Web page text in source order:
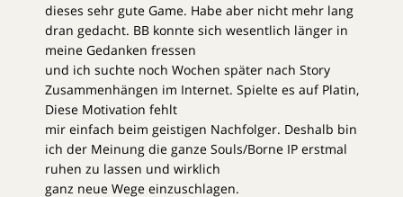
dieses sehr gute Game. Habe aber nicht mehr lang
dran gedacht. BB konnte sich wesentlich länger in
meine Gedanken fressen
und ich suchte noch Wochen später nach Story
Zusammenhängen im Internet. Spielte es auf Platin,
Diese Motivation fehlt
mir einfach beim geistigen Nachfolger. Deshalb bin
ich der Meinung die ganze Souls/Borne IP erstmal
ruhen zu lassen und wirklich
ganz neue Wege einzuschlagen.